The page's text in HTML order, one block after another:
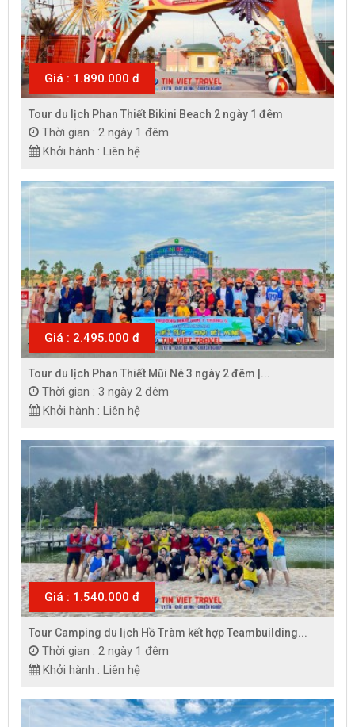
Giá : 1.890.000 đ
Tour du lịch Phan Thiết Bikini Beach 2 ngày 1 đêm
Thời gian : 2 ngày 1 đêm
Khởi hành : Liên hệ
Giá : 2.495.000 đ
Tour du lịch Phan Thiết Mũi Né 3 ngày 2 đêm |...
Thời gian : 3 ngày 2 đêm
Khởi hành : Liên hệ
Giá : 1.540.000 đ
Tour Camping du lịch Hồ Tràm kết hợp Teambuilding...
Thời gian : 2 ngày 1 đêm
Khởi hành : Liên hệ